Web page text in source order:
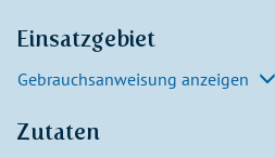
Einsatzgebiet
Gebrauchsanweisung anzeigen
Zutaten